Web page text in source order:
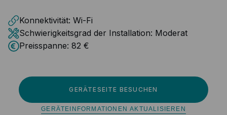
Konnektivität: Wi-Fi
Schwierigkeitsgrad der Installation: Moderat
Preisspanne: 82 €
GERÄTESEITE BESUCHEN
GERÄTEINFORMATIONEN AKTUALISIEREN